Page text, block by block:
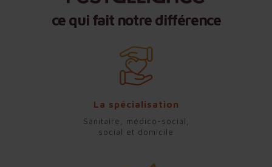
ce qui fait notre différence
La spécialisation
Sanitaire, médico-social,
social et domicile